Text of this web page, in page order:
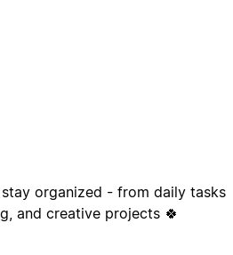
organized - from daily tasks
and creative projects 🍀